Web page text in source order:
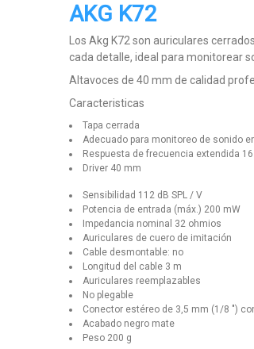
AKG K72
Los Akg K72 son auriculares
cada detalle, ideal para monitorear
Altavoces de 40 mm de calidad
Caracteristicas
Tapa cerrada
Adecuado para monitoreo de sonido
Respuesta de frecuencia extendida 16
Driver 40 mm
Sensibilidad 112 dB SPL / V
Potencia de entrada (máx.) 200 mW
Impedancia nominal 32 ohmios
Auriculares de cuero de imitación
Cable desmontable: no
Longitud del cable 3 m
Auriculares reemplazables
No plegable
Conector estéreo de 3,5 mm (1/8 ")
Acabado negro mate
Peso 200 g